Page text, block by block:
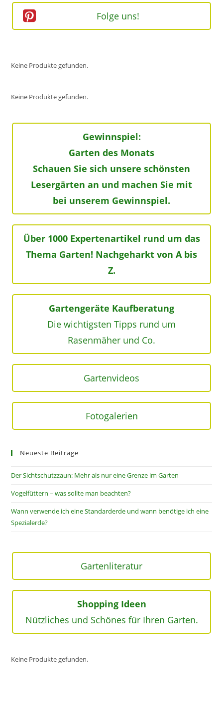
Folge uns!
Keine Produkte gefunden.
Keine Produkte gefunden.
Gewinnspiel:
Garten des Monats
Schauen Sie sich unsere schönsten
Lesergärten an und machen Sie mit
bei unserem Gewinnspiel.
Über 1000 Expertenartikel rund um das
Thema Garten! Nachgeharkt von A bis
Z.
Gartengeräte Kaufberatung
Die wichtigsten Tipps rund um
Rasenmäher und Co.
Gartenvideos
Fotogalerien
Neueste Beiträge
Der Sichtschutzzaun: Mehr als nur eine Grenze im Garten
Vogelfüttern – was sollte man beachten?
Wann verwende ich eine Standarderde und wann benötige ich eine
Spezialerde?
Gartenliteratur
Shopping Ideen
Nützliches und Schönes für Ihren Garten.
Keine Produkte gefunden.